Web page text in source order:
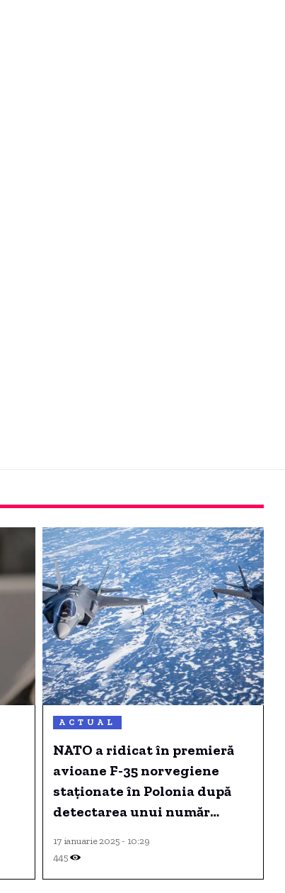
ACTUAL
NATO a ridicat în premieră
avioane F-35 norvegiene
staționate în Polonia după
detectarea unui număr
rusești.
17 ianuarie 2025 - 10:29
445